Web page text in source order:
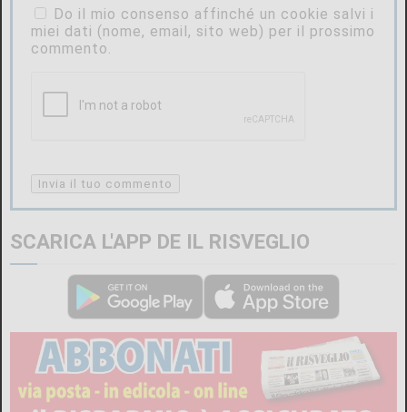
Do il mio consenso affinché un cookie salvi i
miei dati (nome, email, sito web) per il prossimo
commento.
SCARICA L'APP DE IL RISVEGLIO